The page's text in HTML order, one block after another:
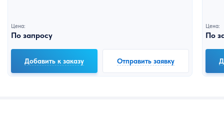
Цена:
По запросу
Добавить к заказу Отправить заявку
Цена:
По